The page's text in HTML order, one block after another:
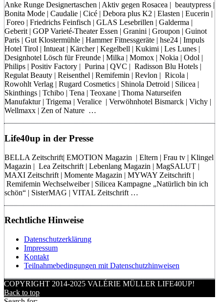
Anke Runge Designertaschen | Aktiv gegen Rosacea | beautypress |
Bonita Mode | Caudalie | Cicé | Debora plus K2 | Elasten | Eucerin |
Foreo | Friedrichs Feinfisch | GLAS Lesebrillen | Galderma |
Geberit | GOP Varieté-Theater Essen | Granini | Groupon | Guinot
Paris | Gut Klostermühle | Hammer Fitnessgeräte | hse24 | Impuls
Hotel Tirol | Intueat | Kärcher | Kegelbell | Kukimi | Les Lunes |
Designhotel Lösch für Freunde | Milka | Momox | Nokia | Odol |
Philips | Positiv Factory | Purina | QVC | Radisson Blu Hotels |
Regulat Beauty | Reisenthel | Remifemin | Revlon | Ricola |
Rowohlt Verlag | Rugard Cosmetics | Shinola Detroid | Silicea |
Skinthings | Tchibo | Tena | Teoxane | Thoma Naturseifen
Manufaktur | Trigema | Veralice | Verwöhnhotel Bismarck | Vichy |
Wellmaxx | Zen of Nature …
Life40up in der Presse
BELLA Zeitschrift| EMOTION Magazin | Eltern | Frau tv | Klingel
Magazin | Lea Zeitschrift | Lebenlang Magazin | MagSALUT |
MAXI Zeitschrift | Momente Magazin | MYWAY Zeitschrift |
Remifemin Wechselweiber | Silicea Kampagne „Natürlich bin ich
schön“ | SisterMAG | VITAL Zeitschrift …
Rechtliche Hinweise
Datenschutzerklärung
Impressum
Kontakt
Teilnahmebedingungen mit Datenschutzhinweisen
COPYRIGHT 2014-2025 VALÉRIE MÜLLER LIFE40UP!
Back to top